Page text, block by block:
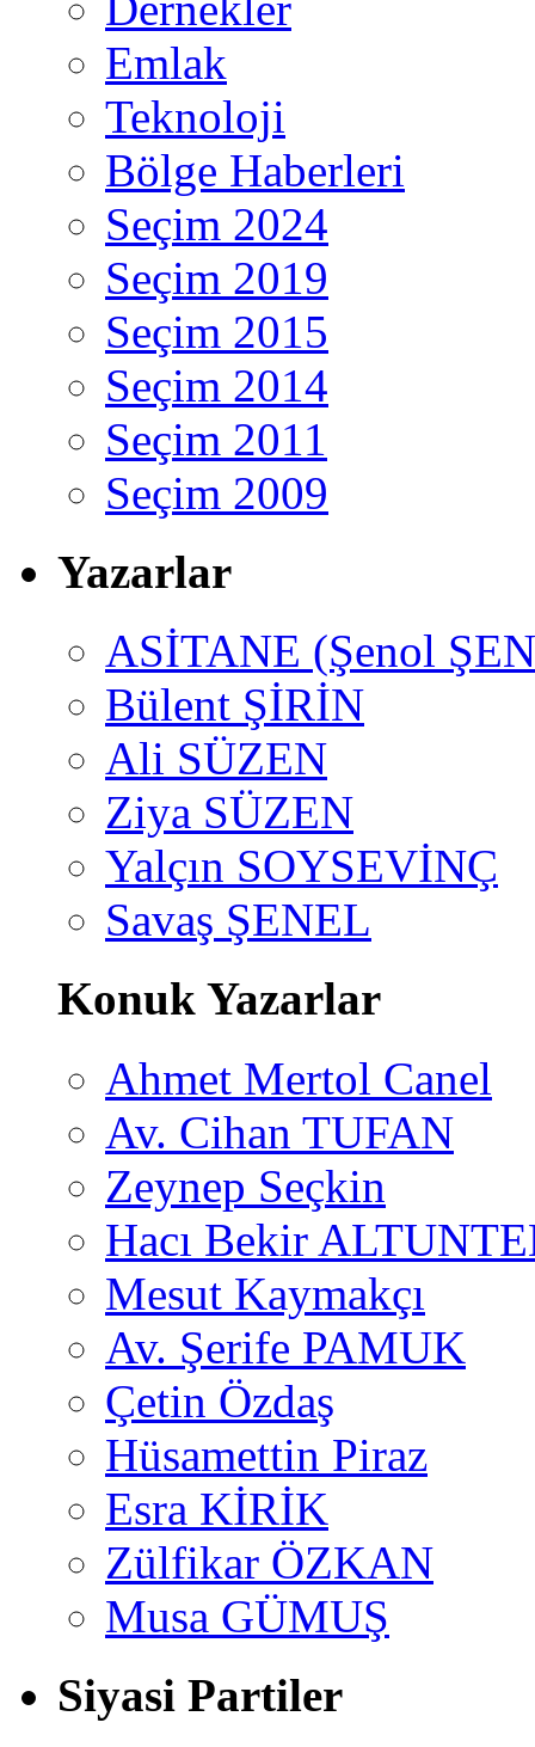
Emlak
Teknoloji
Bölge Haberleri
Seçim 2024
Seçim 2019
Seçim 2015
Seçim 2014
Seçim 2011
Seçim 2009
Yazarlar
ASİTANE (Şenol
Bülent ŞİRİN
Ali SÜZEN
Ziya SÜZEN
Yalçın SOYSEVİNÇ
Savaş ŞENEL
Konuk Yazarlar
Ahmet Mertol Canel
Av. Cihan TUFAN
Zeynep Seçkin
Hacı Bekir
Mesut Kaymakçı
Av. Şerife PAMUK
Çetin Özdaş
Hüsamettin Piraz
Esra KİRİK
Zülfikar ÖZKAN
Musa GÜMUŞ
Siyasi Partiler